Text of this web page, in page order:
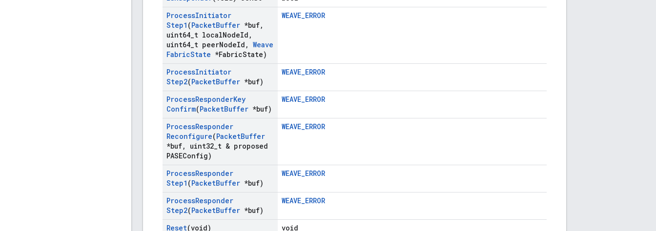
ProcessInitiator
Step1 (PacketBuffer *buf,
uint64 t localNodeId ,
uint64 t peerNodeId , Weave
FabricState *FabricState)
WEAVE_ERROR
ProcessInitiator
Step2(PacketBuffer *buf)
WEAVE_ERROR
ProcessResponderKey
Confirm(PacketBuffer *buf)
WEAVE_ERROR
ProcessResponder
Reconfigure(PacketBuffer
*buf, uint32 t & proposed
PASEConfig)
WEAVE_ERROR
ProcessResponder
Step1 (PacketBuffer *buf)
WEAVE_ERROR
ProcessResponder
Step2(PacketBuffer *buf)
WEAVE_ERROR
Reset(void)
void